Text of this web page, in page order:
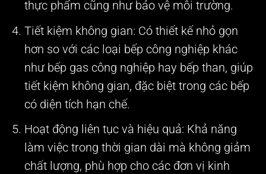
thực phẩm cũng như bảo vệ môi trường.
Tiết kiệm không gian: Có thiết kế nhỏ gọn
hơn so với các loại bếp công nghiệp khác
như bếp gas công nghiệp hay bếp than, giúp
tiết kiệm không gian, đặc biệt trong các bếp
có diện tích hạn chế.
Hoạt động liên tục và hiệu quả: Khả năng
làm việc trong thời gian dài mà không giảm
chất lượng, phù hợp cho các đơn vị kinh